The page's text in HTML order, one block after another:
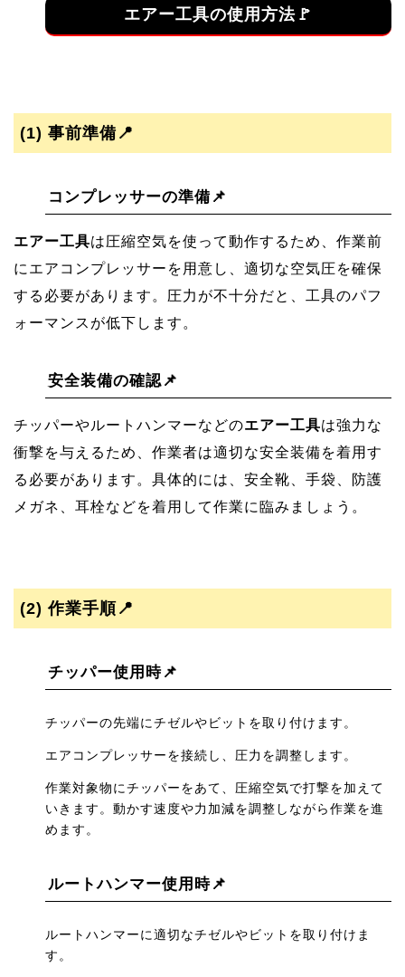
エアー工具の使用方法🚩
(1) 事前準備📍
コンプレッサーの準備📌
エアー工具は圧縮空気を使って動作するため、作業前
にエアコンプレッサーを用意し、適切な空気圧を確保
する必要があります。圧力が不十分だと、工具のパフ
ォーマンスが低下します。
安全装備の確認📌
チッパーやルートハンマーなどのエアー工具は強力な
衝撃を与えるため、作業者は適切な安全装備を着用す
る必要があります。具体的には、安全靴、手袋、防護
メガネ、耳栓などを着用して作業に臨みましょう。
(2)作業手順📍
チッパー使用時📌
チッパーの先端にチゼルやビットを取り付けます。
エアコンプレッサーを接続し、圧力を調整します。
作業対象物にチッパーをあて、圧縮空気で打撃を加えて
いきます。動かす速度や力加減を調整しながら作業を進
めます。
ルートハンマー使用時📌
ルートハンマーに適切なチゼルやビットを取り付けま
す。